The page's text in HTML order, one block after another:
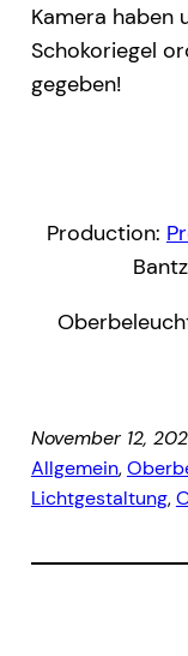
Kamera haben
Schokoriegel
gegeben!
Production:
November 12,
Allgemein,
Lichtgestaltung,